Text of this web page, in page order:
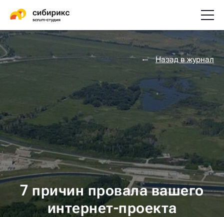
Назад в журнал
7 причин провала вашего
интернет-проекта